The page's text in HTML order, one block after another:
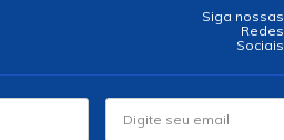
Siga nossas
Redes
Sociais